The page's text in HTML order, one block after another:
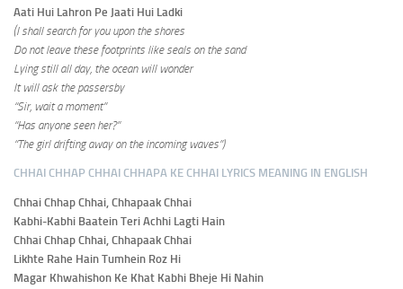
Aati Hui Lahron Pe Jaati Hui Ladki
(I shall search for you upon the shores
Do not leave these footprints like seals on the sand
Lying still all day, the ocean will wonder
It will ask the passersby
“Sir, wait a moment”
“Has anyone seen her?”
“The girl drifting away on the incoming waves”)
CHHAI CHHAP CHHAI CHHAPA KE CHHAI LYRICS MEANING IN ENGLISH
Chhai Chhap Chhai, Chhapaak Chhai
Kabhi-Kabhi Baatein Teri Achhi Lagti Hain
Chhai Chhap Chhai, Chhapaak Chhai
Likhte Rahe Hain Tumhein Roz Hi
Magar Khwahishon Ke Khat Kabhi Bheje Hi Nahin